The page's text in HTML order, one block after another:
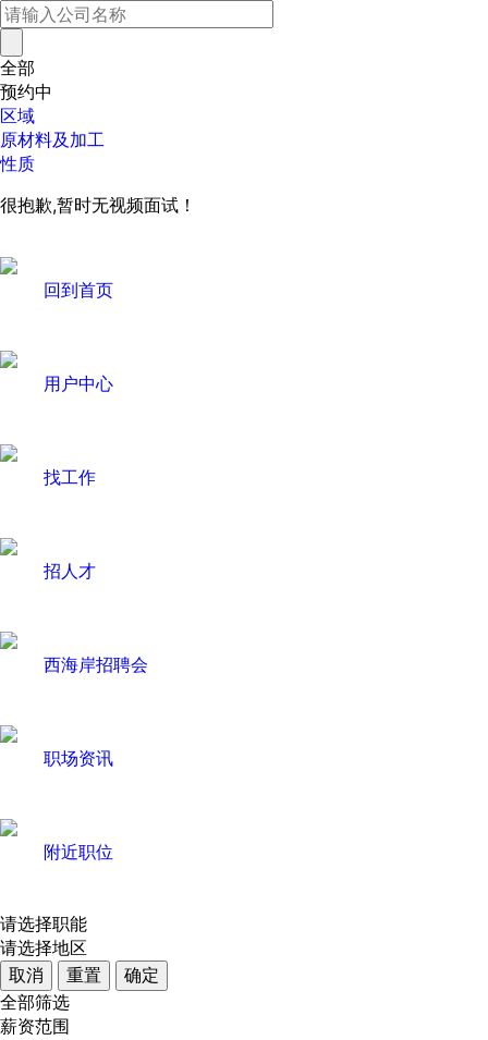
全部
预约中
区域
原材料及加工
性质
很抱歉,暂时无视频面试！
回到首页
用户中心
找工作
招人才
西海岸招聘会
职场资讯
附近职位
请选择职能
请选择地区
取消
重置
确定
全部筛选
薪资范围